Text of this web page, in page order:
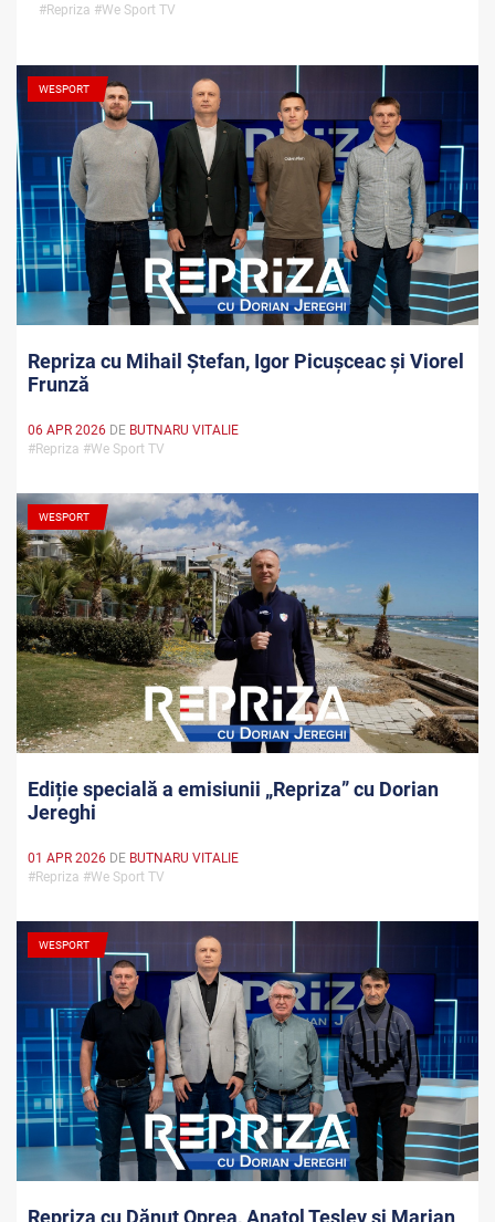
#Repriza #We Sport TV
WESPORT
Repriza cu Mihail Ștefan, Igor Picușceac și Viorel
Frunză
06 APR 2026 DE BUTNARU VITALIE
#Repriza #We Sport TV
WESPORT
Ediție specială a emisiunii „Repriza” cu Dorian
Jereghi
01 APR 2026 DE BUTNARU VITALIE
#Repriza #We Sport TV
WESPORT